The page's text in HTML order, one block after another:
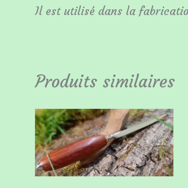
Il est utilisé dans la
Produits similaires